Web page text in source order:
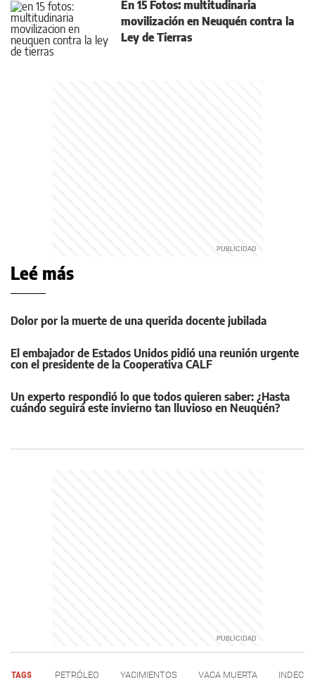
En 15 Fotos: multitudinaria
movilización en Neuquén contra la
Ley de Tierras
Leé más
Dolor por la muerte de una querida docente jubilada
El embajador de Estados Unidos pidió una reunión urgente
con el presidente de la Cooperativa CALF
Un experto respondió lo que todos quieren saber: ¿Hasta
cuándo seguirá este invierno tan lluvioso en Neuquén?
TAGS PETRÓLEO YACIMIENTOS VACA MUERTA INDEC